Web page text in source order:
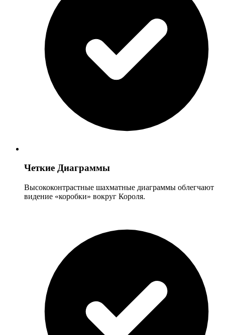
Четкие Диаграммы
Высококонтрастные шахматные диаграммы облегчают
видение «коробки» вокруг Короля.